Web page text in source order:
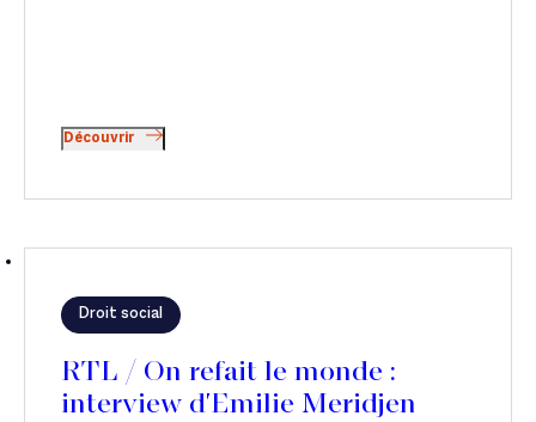
Découvrir
Droit social
RTL / On refait le monde :
interview d'Emilie Meridjen